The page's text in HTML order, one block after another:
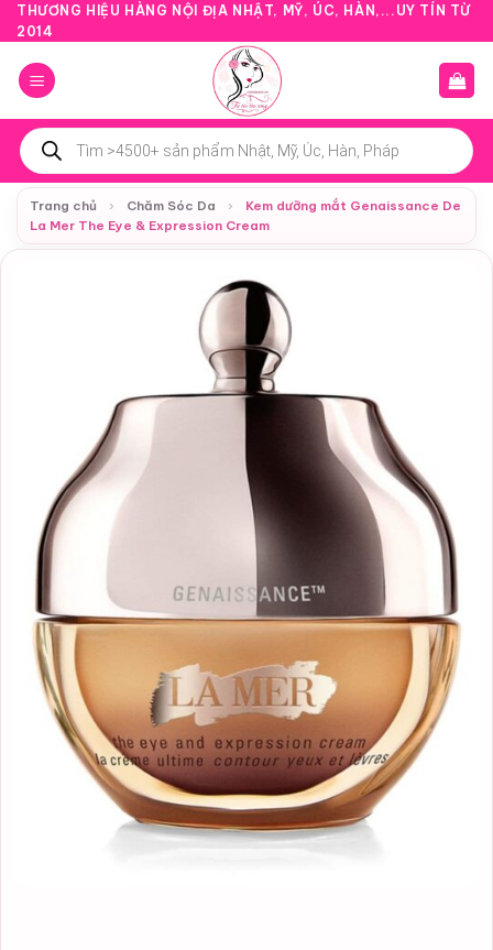
Bỏ
qua
nội
dung
THƯƠNG HIỆU HÀNG NỘI ĐỊA NHẬT, MỸ, ÚC, HÀN,...UY TÍN TỪ
2014
Tìm
kiếm
sản
phẩm
Trang chủ
› Chăm Sóc Da ›
Kem dưỡng mắt Genaissance De
La Mer The Eye & Expression Cream